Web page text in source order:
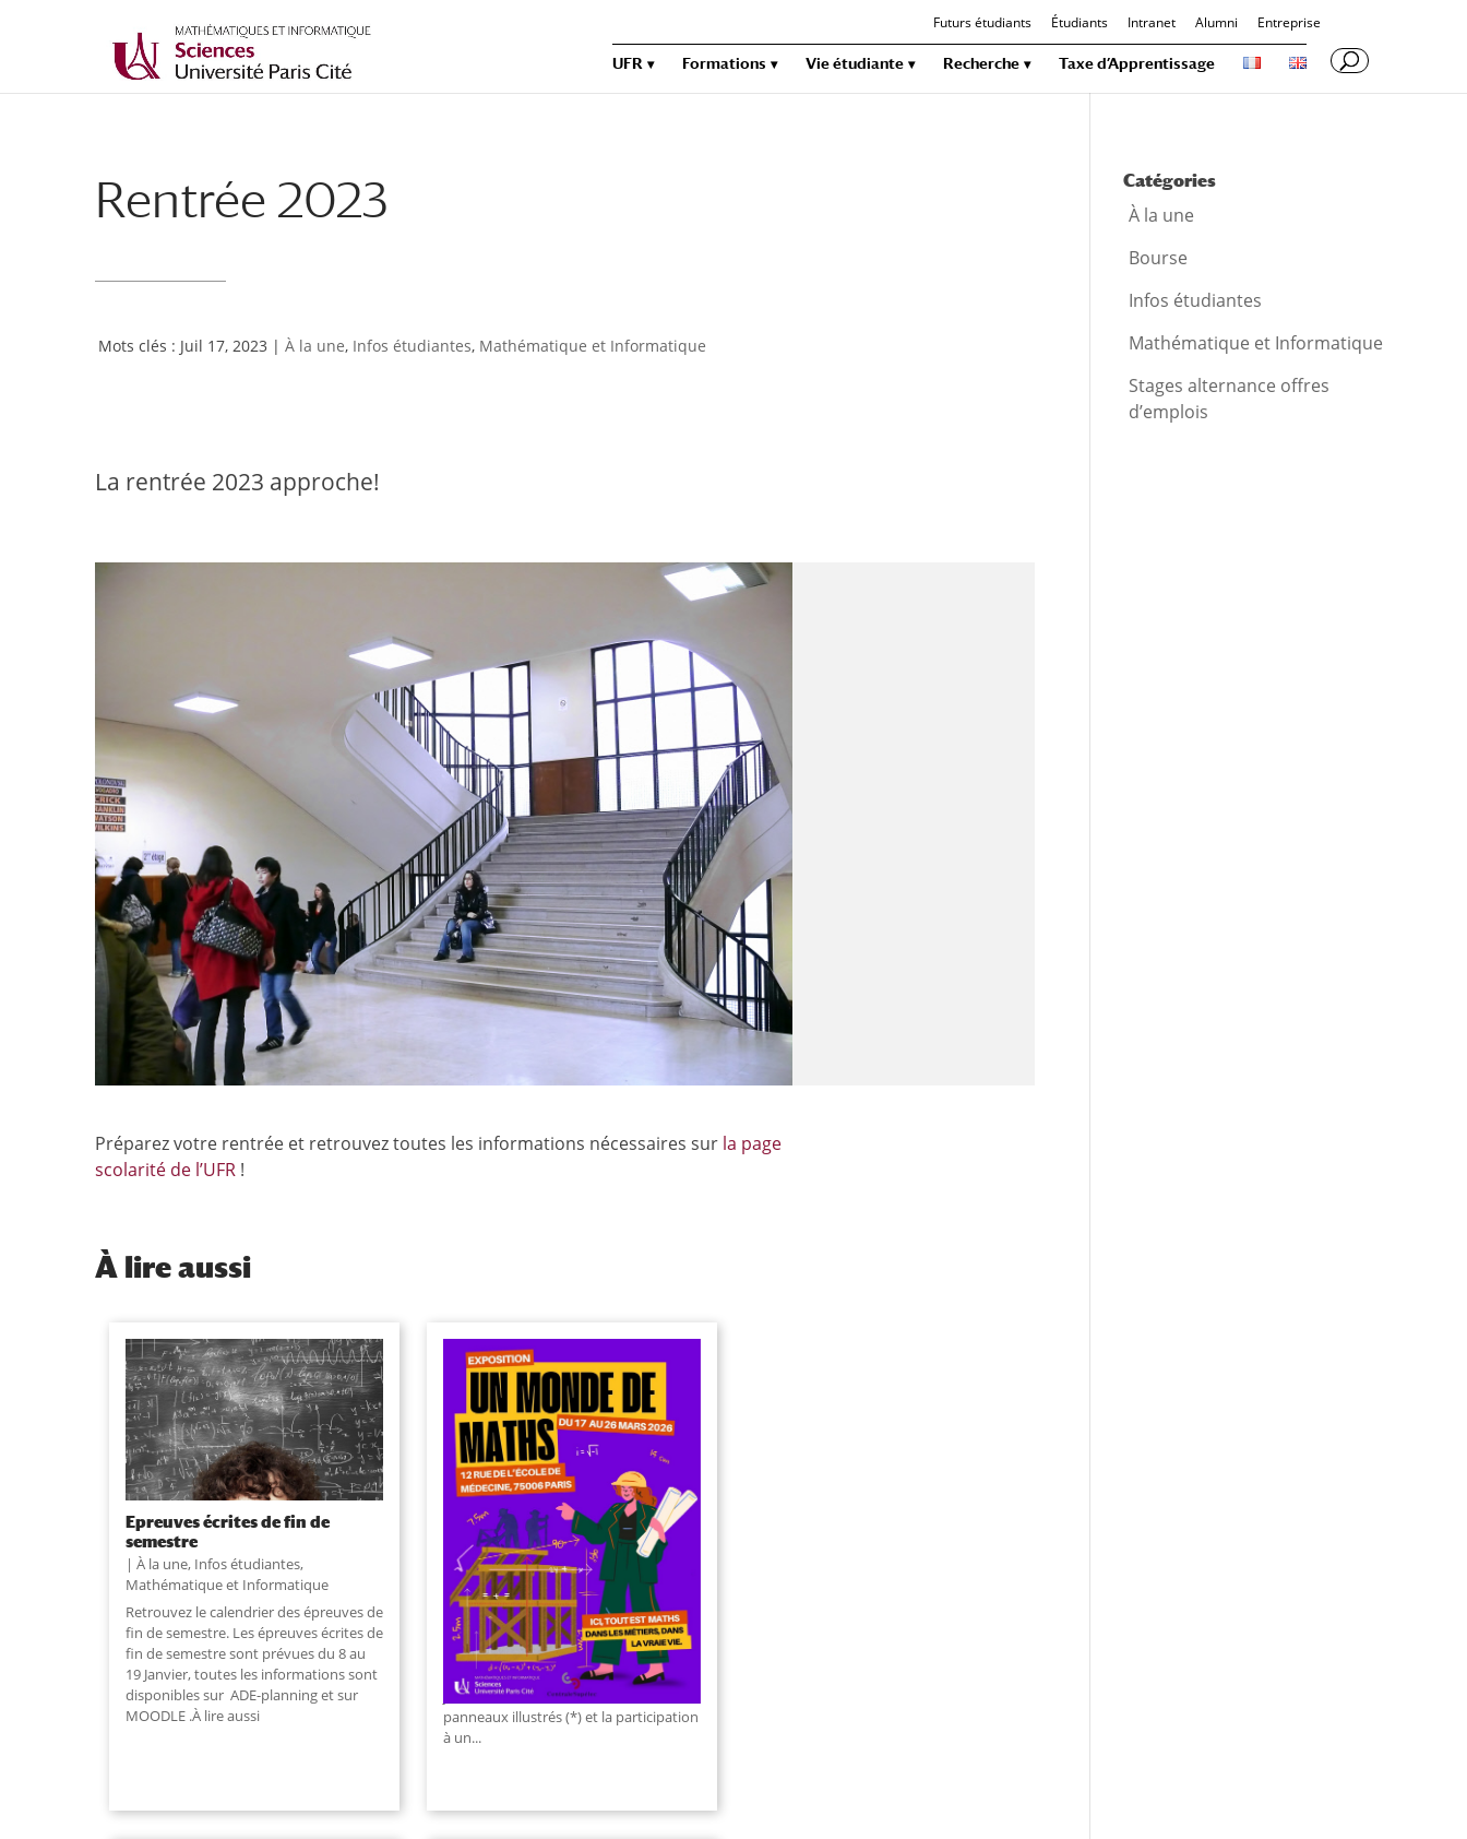
Futurs étudiants Étudiants Intranet Alumni Entreprise
UFR Formations Vie étudiante Recherche Taxe d’Apprentissage
Rentrée 2023
Juil 17, 2023 | À la une, Infos étudiantes, Mathématique et Informatique
La rentrée 2023 approche!
Préparez votre rentrée et retrouvez toutes les informations nécessaires sur la page
scolarité de l’UFR !
À lire aussi
Epreuves écrites de fin de
semestre
À la une, Infos étudiantes,
Mathématique et Informatique
Retrouvez le calendrier des épreuves de
fin de semestre. Les épreuves écrites de
fin de semestre sont prévues du 8 au
19 Janvier, toutes les informations sont
disponibles sur ADE-planning et sur
MOODLE .À lire aussi
Exposition Un Monde de Maths
À la une,Mathématique et
Informatique
Des fonctions pour protéger les
baleines, aux algorithmes qui régissent
les réseaux de neurones de
l’intelligence artificielle, en passant par
les translations des concepteurs de
jeux vidéo : à travers une série de
panneaux illustrés (*) et la participation
à un...
Catégories
À la une
Bourse
Infos étudiantes
Mathématique et Informatique
Stages alternance offres
d’emplois